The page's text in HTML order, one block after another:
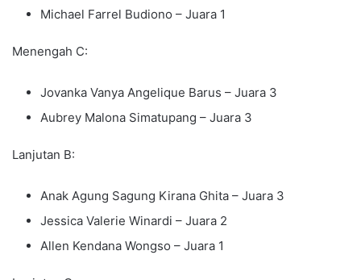
⁠Michael Farrel Budiono – Juara 1
Menengah C:
Jovanka Vanya Angelique Barus – Juara 3
⁠Aubrey Malona Simatupang – Juara 3
Lanjutan B:
Anak Agung Sagung Kirana Ghita – Juara 3
⁠Jessica Valerie Winardi – Juara 2
⁠Allen Kendana Wongso – Juara 1